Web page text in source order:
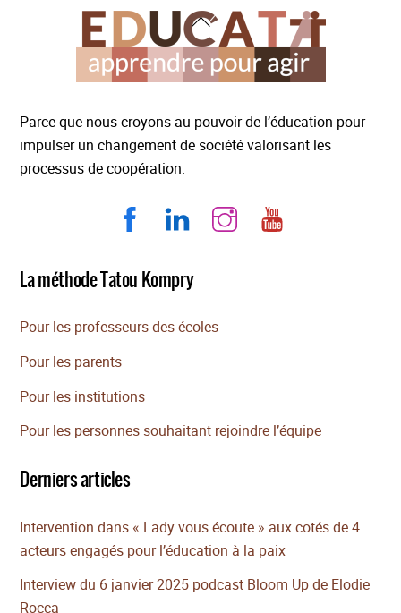
Back
To
Top
Parce que nous croyons au pouvoir de l’éducation pour
impulser un changement de société valorisant les
processus de coopération.
La méthode Tatou Kompry
Pour les professeurs des écoles
Pour les parents
Pour les institutions
Pour les personnes souhaitant rejoindre l’équipe
Derniers articles
Intervention dans « Lady vous écoute » aux cotés de 4
acteurs engagés pour l’éducation à la paix
Interview du 6 janvier 2025 podcast Bloom Up de Elodie
Rocca